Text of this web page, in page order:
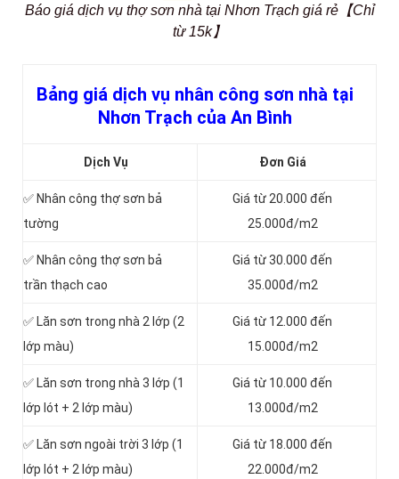
Báo giá dịch vụ thợ sơn nhà tại Nhơn Trạch giá rẻ【Chỉ
từ 15k】
Bảng giá dịch vụ nhân công sơn nhà tại
Nhơn Trạch của An Bình
Dịch Vụ Đơn Giá
✅ Nhân công thợ sơn bả
tường
Giá từ 20.000 đến
25.000đ/m2
✅ Nhân công thợ sơn bả
trần thạch cao
Giá từ 30.000 đến
35.000đ/m2
✅ Lăn sơn trong nhà 2 lớp (2
lớp màu)
Giá từ 12.000 đến
15.000đ/m2
✅ Lăn sơn trong nhà 3 lớp (1
lớp lót + 2 lớp màu)
Giá từ 10.000 đến
13.000đ/m2
✅ Lăn sơn ngoài trời 3 lớp (1
lớp lót + 2 lớp màu)
Giá từ 18.000 đến
22.000đ/m2